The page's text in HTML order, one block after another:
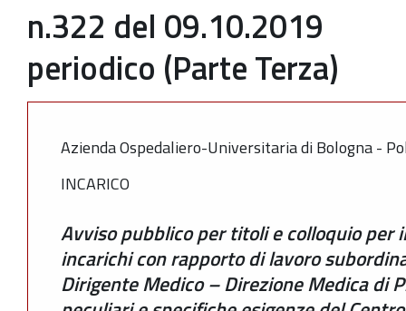
n.322 del 09.10.2019
periodico (Parte Terza)
Azienda Ospedaliero-Universitaria di Bologna -
INCARICO
Avviso pubblico per titoli e colloquio per
incarichi con rapporto di lavoro
Dirigente Medico – Direzione Medica di